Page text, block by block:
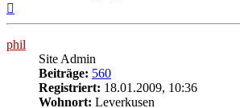
phil
Site Admin
Beiträge: 560
Registriert: 18.01.2009, 10:36
Wohnort: Leverkusen